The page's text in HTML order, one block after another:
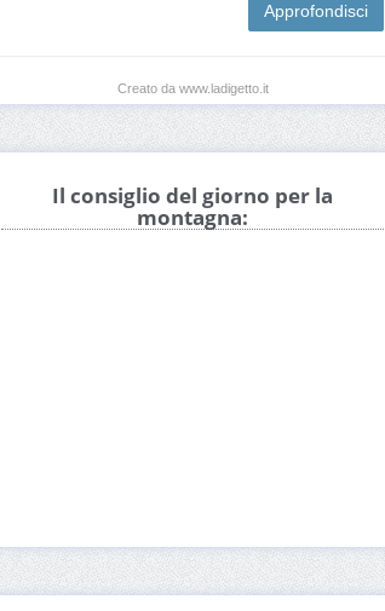
Approfondisci
Creato da www.ladigetto.it
Il consiglio del giorno per la
montagna: